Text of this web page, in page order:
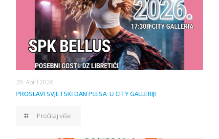
28. April 2026.
PROSLAVI SVJETSKI DAN PLESA U CITY GALLERIJI
Pročitaj više